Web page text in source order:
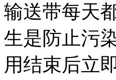
输送带每天
生是防止污
用结束后立